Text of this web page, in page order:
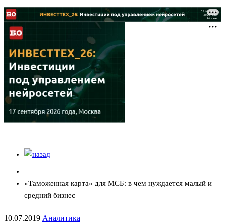
«Таможенная карта» для МСБ: в чем нуждается малый и
средний бизнес
10.07.2019 Аналитика